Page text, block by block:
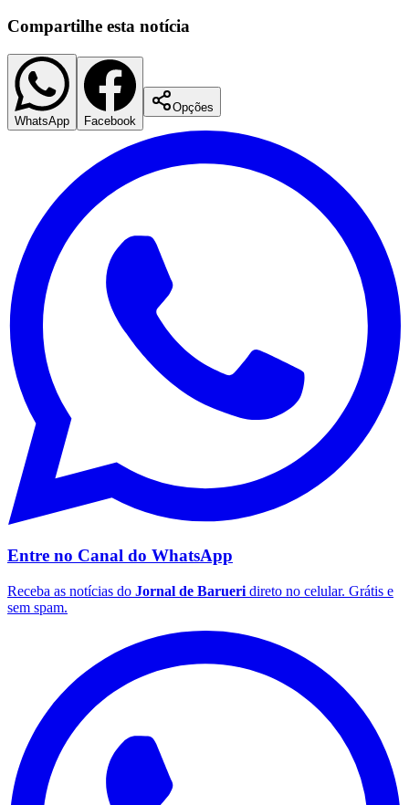
São Paulo
Compartilhe esta notícia
WhatsApp Facebook
Opções
Entre no Canal do WhatsApp
Receba as notícias do Jornal de Barueri direto no celular. Grátis e
sem spam.